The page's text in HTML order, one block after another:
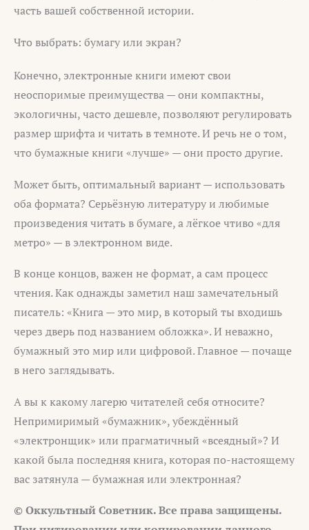
часть вашей собственной истории.
Что выбрать: бумагу или экран?
Конечно, электронные книги имеют свои
неоспоримые преимущества — они компактны,
экологичны, часто дешевле, позволяют регулировать
размер шрифта и читать в темноте. И речь не о том,
что бумажные книги «лучше» — они просто другие.
Может быть, оптимальный вариант — использовать
оба формата? Серьёзную литературу и любимые
произведения читать в бумаге, а лёгкое чтиво «для
метро» — в электронном виде.
В конце концов, важен не формат, а сам процесс
чтения. Как однажды заметил наш замечательный
писатель: «Книга — это мир, в который ты входишь
через дверь под названием обложка». И неважно,
бумажный это мир или цифровой. Главное — почаще
в него заглядывать.
А вы к какому лагерю читателей себя относите?
Непримиримый «бумажник», убеждённый
«электронщик» или прагматичный «всеядный»? И
какой была последняя книга, которая по-настоящему
вас затянула — бумажная или электронная?
© Оккультный Советник. Все права защищены.